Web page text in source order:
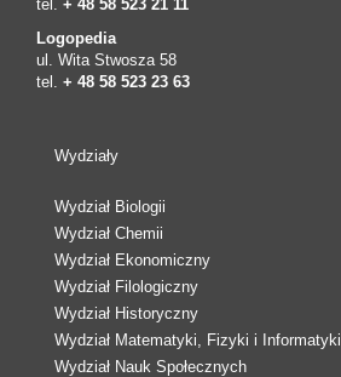
tel. + 48 58 523 21 11
Logopedia
ul. Wita Stwosza 58
tel. + 48 58 523 23 63
Wydziały
Wydział Biologii
Wydział Chemii
Wydział Ekonomiczny
Wydział Filologiczny
Wydział Historyczny
Wydział Matematyki, Fizyki i Informatyki
Wydział Nauk Społecznych